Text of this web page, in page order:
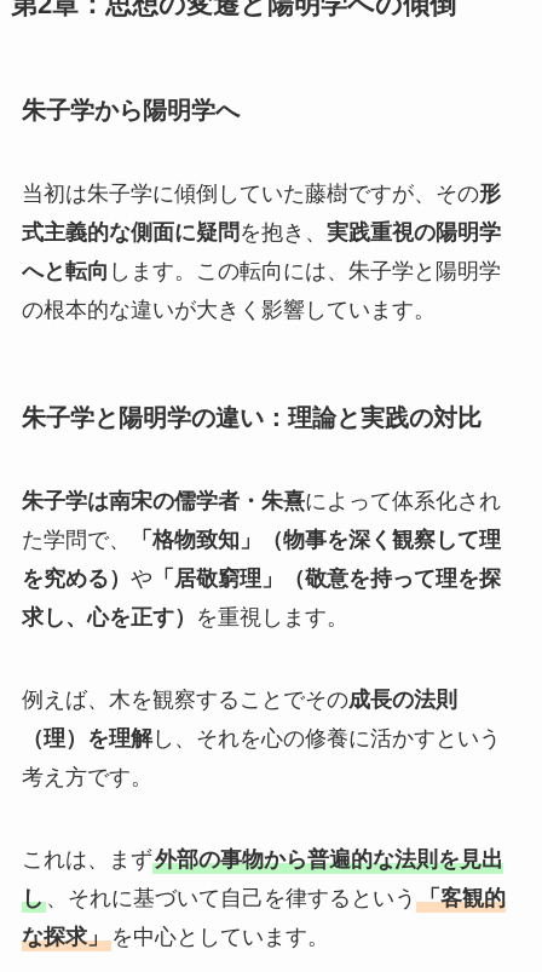
朱子学から陽明学へ
当初は朱子学に傾倒していた藤樹ですが、その形
式主義的な側面に疑問 を抱き、 実践重視の陽明学
へと転向 します。この転向には、朱子学と陽明学
の根本的な違いが大きく影響しています。
朱子学と陽明学の違い：理論と実践の対比
朱子学は南宋の儒学者・朱熹によって体系化され
た学問で、
「格物致知」（物事を深く観察して理
を究める） や 「居敬窮理」（敬意を持って理を探
求し、心を正す）
を重視します。
例えば、木を観察することでその成長の法則
（理）を理解し、それを心の修養に活かすという
考え方です。
これは、まず外部の事物から普遍的な法則を見出
し、それに基づいて自己を律するという 「客観的
な探求」を中心としています。